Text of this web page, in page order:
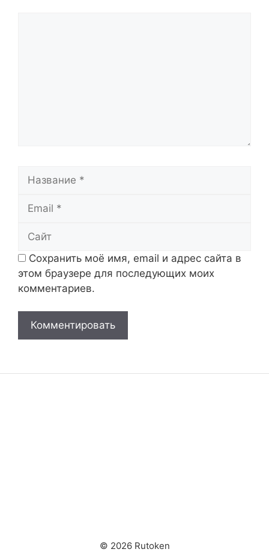
Сохранить моё имя, email и адрес сайта в
этом браузере для последующих моих
комментариев.
© 2026 Rutoken